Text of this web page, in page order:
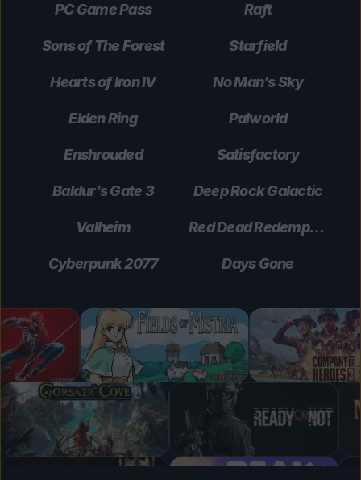
PC Game Pass Raft
Sons of The Forest Starfield
Hearts of Iron IV No Man’s Sky
Elden Ring Palworld
Enshrouded Satisfactory
Baldur’s Gate 3 Deep Rock Galactic
Valheim Red Dead Redemption 2
Cyberpunk 2077 Days Gone